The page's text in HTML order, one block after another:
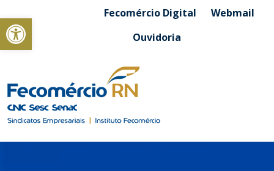
Abrir a barra de ferramentasFecomércio Digital
Webmail
Ouvidoria